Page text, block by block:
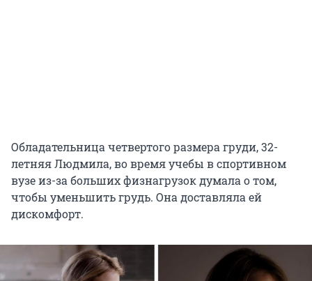
Обладательница четвертого размера груди, 32-
летняя Людмила, во время учебы в спортивном
вузе из-за больших физнагрузок думала о том,
чтобы уменьшить грудь. Она доставляла ей
дискомфорт.